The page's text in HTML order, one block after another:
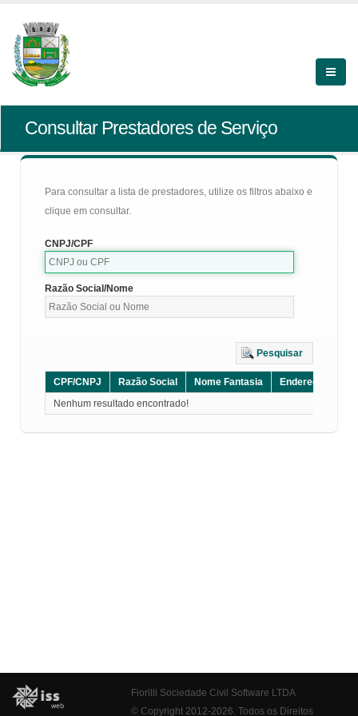
Consultar Prestadores de Serviço
Para consultar a lista de prestadores, utilize os filtros abaixo e
clique em consultar.
CNPJ/CPF
Razão Social/Nome
Pesquisar
CPF/CNPJ Razão Social Nome Fantasia Endereço
Nenhum resultado encontrado!
Fiorilli Sociedade Civil Software LTDA
© Copyright 2012-2026. Todos os Direitos